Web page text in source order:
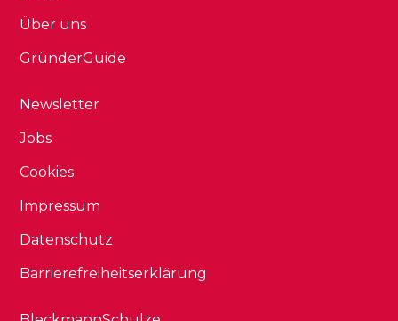
Über uns
GründerGuide
Newsletter
Jobs
Cookies
Impressum
Datenschutz
Barrierefreiheitserklärung